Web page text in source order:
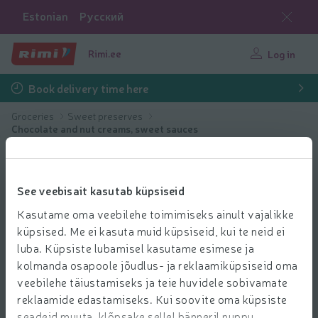
See veebisait kasutab küpsiseid
Kasutame oma veebilehe toimimiseks ainult vajalikke
küpsised. Me ei kasuta muid küpsiseid, kui te neid ei
luba. Küpsiste lubamisel kasutame esimese ja
kolmanda osapoole jõudlus- ja reklaamiküpsiseid oma
veebilehe täiustamiseks ja teie huvidele sobivamate
reklaamide edastamiseks. Kui soovite oma küpsiste
Estonian Русский
Rimi.ee Log in
Book delivery time here
Groceries
Sweet preserves
Chocolate and nut creams, sweet sauces